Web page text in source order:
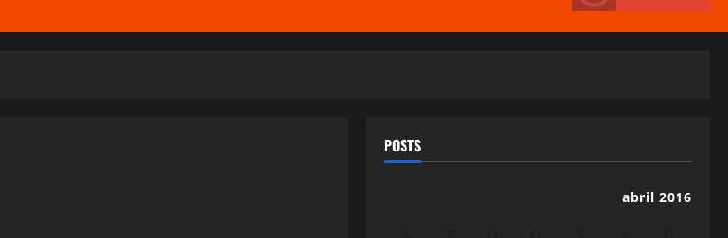
POSTS
abril 2016